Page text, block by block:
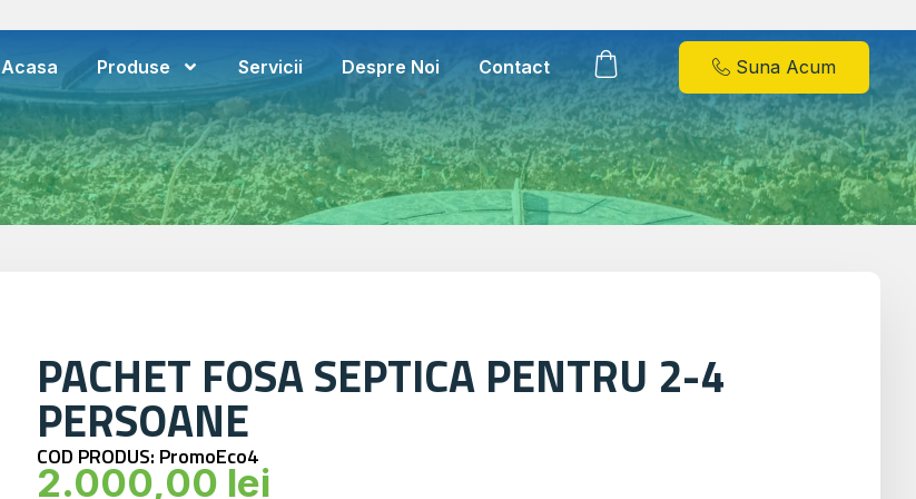
Acasa Produse Servicii Despre Noi Contact Suna Acum
PACHET FOSA SEPTICA PENTRU 2-4
PERSOANE
COD PRODUS: PromoEco4
2.000,00 lei